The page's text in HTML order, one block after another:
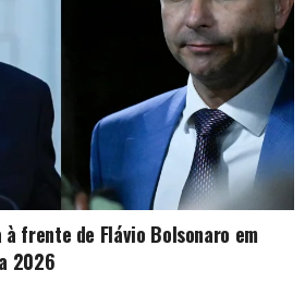
frente de Flávio Bolsonaro em
2026